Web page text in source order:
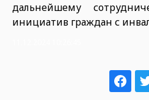
дальнейшему
инициатив граждан с